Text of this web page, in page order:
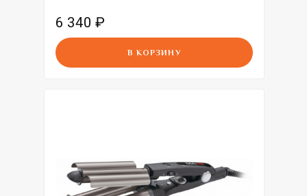
6 340 ₽
В КОРЗИНУ